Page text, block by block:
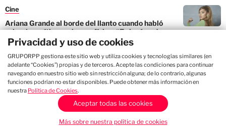
Cine
Ariana Grande al borde del llanto cuando habló
sobre las críticas sobre su físico: “Es incómodo y
horrible”
Cine
Ariana Grande se luce como Glinda en nuevo póster
oficial de la película 'Wicked'
Privacidad y uso de cookies
GRUPORPP gestiona este sitio web y utiliza cookies y tecnologías similares (en
adelante “Cookies”) propias y de terceros. Acepte las condiciones para continuar
navegando en nuestro sitio web sin restricción alguna; de lo contrario, algunas
funciones podrían no estar disponibles. Puede obtener más información en
nuestra Política de Cookies.
Aceptar todas las cookies
Más sobre nuestra política de cookies